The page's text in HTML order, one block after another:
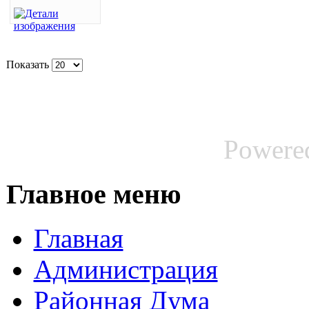
Показать
Главное меню
Главная
Администрация
Районная Дума